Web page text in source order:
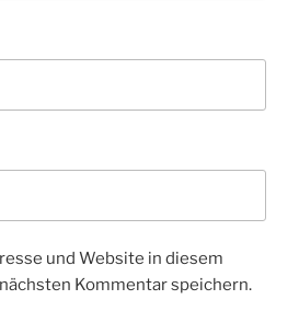
und Website in diesem
Kommentar speichern.